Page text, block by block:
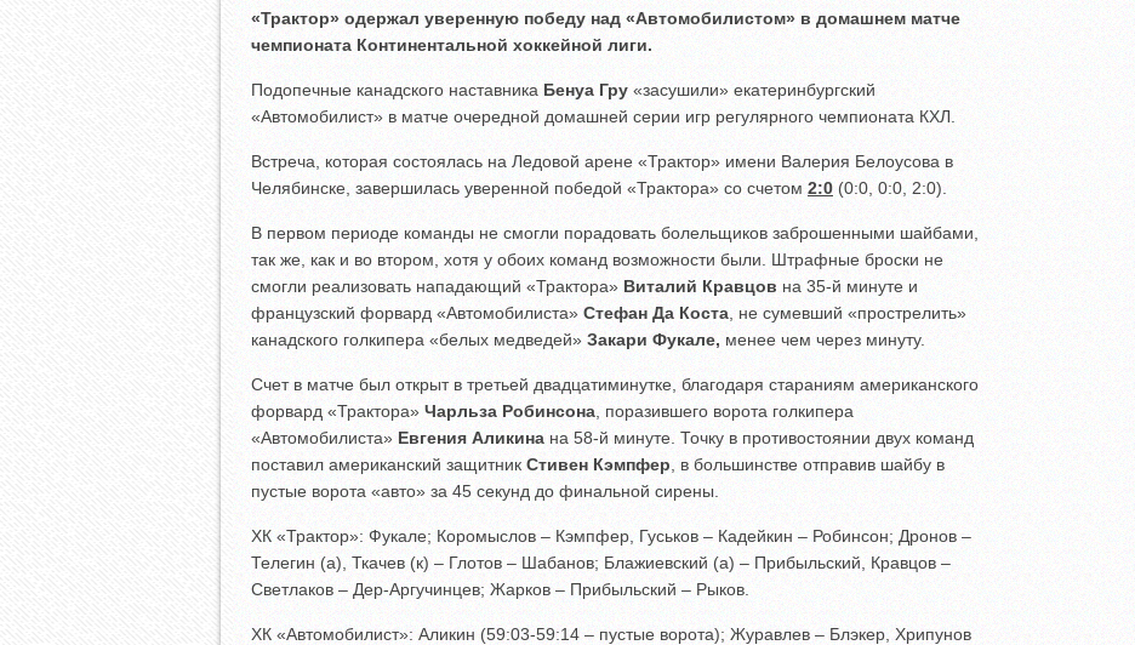
«Трактор» одержал уверенную победу над «Автомобилистом» в домашнем матче
чемпионата Континентальной хоккейной лиги.
Подопечные канадского наставника Бенуа Гру «засушили» екатеринбургский
«Автомобилист» в матче очередной домашней серии игр регулярного чемпионата КХЛ.
Встреча, которая состоялась на Ледовой арене «Трактор» имени Валерия Белоусова в
Челябинске, завершилась уверенной победой «Трактора» со счетом 2:0 (0:0, 0:0, 2:0).
В первом периоде команды не смогли порадовать болельщиков заброшенными шайбами,
так же, как и во втором, хотя у обоих команд возможности были. Штрафные броски не
смогли реализовать нападающий «Трактора» Виталий Кравцов на 35-й минуте и
французский форвард «Автомобилиста» Стефан Да Коста , не сумевший «прострелить»
канадского голкипера «белых медведей» Закари Фукале, менее чем через минуту.
Счет в матче был открыт в третьей двадцатиминутке, благодаря стараниям американского
форвард «Трактора» Чарльза Робинсона , поразившего ворота голкипера
«Автомобилиста» Евгения Аликина на 58-й минуте. Точку в противостоянии двух команд
поставил американский защитник Стивен Кэмпфер , в большинстве отправив шайбу в
пустые ворота «авто» за 45 секунд до финальной сирены.
ХК «Трактор»: Фукале; Коромыслов – Кэмпфер, Гуськов – Кадейкин – Робинсон; Дронов –
Телегин (а), Ткачев (к) – Глотов – Шабанов; Блажиевский (а) – Прибыльский, Кравцов –
Светлаков – Дер-Аргучинцев; Жарков – Прибыльский – Рыков.
ХК «Автомобилист»: Аликин (59:03-59:14 – пустые ворота); Журавлев – Блэкер, Хрипунов